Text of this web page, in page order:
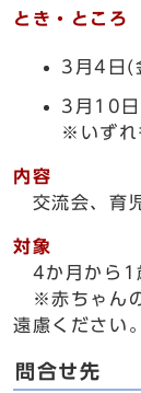
とき・ところ
3月4日(
3月10
※いずれ
内容
交流会、育
対象
4か月から1
※赤ちゃんの
遠慮ください。
問合せ先